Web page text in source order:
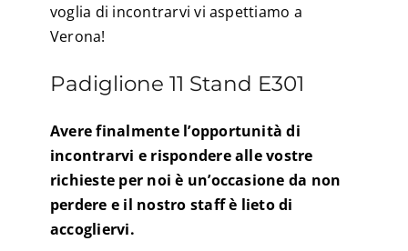
voglia di incontrarvi vi aspettiamo a
Verona!
Padiglione 11 Stand E301
Avere finalmente l’opportunità di
incontrarvi e rispondere alle vostre
richieste per noi è un’occasione da non
perdere e il nostro staff è lieto di
accogliervi.